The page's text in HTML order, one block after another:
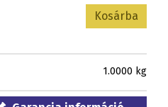
Kosárba
1.0000 kg